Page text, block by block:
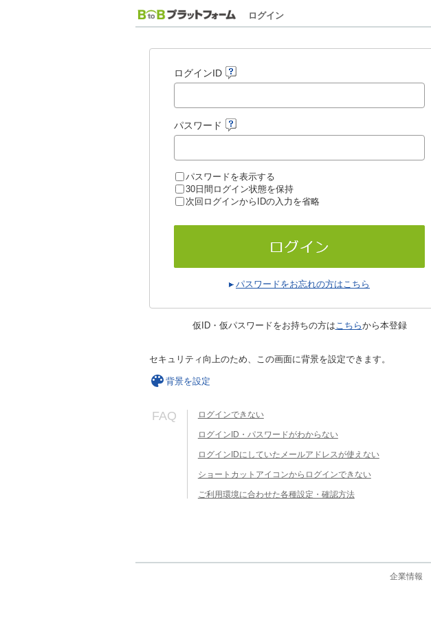
ログイン
ログインID
パスワード
パスワードを表示する
30日間ログイン状態を保持
次回ログインからIDの入力を省略
パスワードをお忘れの方はこちら
仮ID・仮パスワードをお持ちの方はこちらから本登録
セキュリティ向上のため、この画面に背景を設定できます。
背景を設定
FAQ ログインできない
ログインID・パスワードがわからない
ログインIDにしていたメールアドレスが使えない
ショートカットアイコンからログインできない
ご利用環境に合わせた各種設定・確認方法
企業情報